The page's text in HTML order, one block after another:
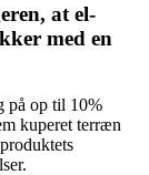
at el-
med en
på op til 10%
kuperet terræn